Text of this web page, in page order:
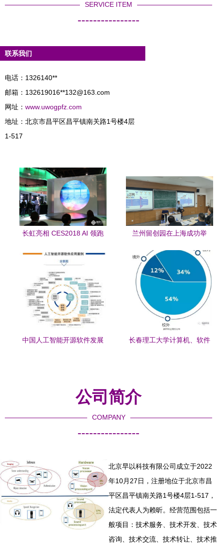
SERVICE ITEM
----------------
联系我们
电话：1326140**
邮箱：132619016**132@163.com
网址： www.uwogpfz.com
地址：北京市昌平区昌平镇南关路1号楼4层
1-517
长虹亮相 CES2018 AI 领跑
兰州留创园在上海成功举
题研修班，聚焦人工智能应
用软件开发
中国人工智能开源软件发展
长春理工大学计算机、软件
公司简介
COMPANY
----------------
北京早以科技有限公司成立于2022
年10月27日，注册地位于北京市昌
平区昌平镇南关路1号楼4层1-517，
法定代表人为赖昕。经营范围包括一
般项目：技术服务、技术开发、技术
咨询、技术交流、技术转让、技术推